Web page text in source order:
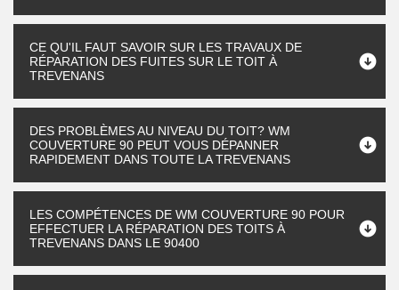
CE QU'IL FAUT SAVOIR SUR LES TRAVAUX DE
RÉPARATION DES FUITES SUR LE TOIT À
TREVENANS
DES PROBLÈMES AU NIVEAU DU TOIT? WM
COUVERTURE 90 PEUT VOUS DÉPANNER
RAPIDEMENT DANS TOUTE LA TREVENANS
LES COMPÉTENCES DE WM COUVERTURE 90 POUR
EFFECTUER LA RÉPARATION DES TOITS À
TREVENANS DANS LE 90400